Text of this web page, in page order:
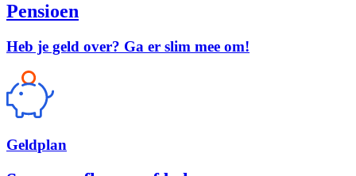
Pensioen
Heb je geld over? Ga er slim mee om!
Geldplan